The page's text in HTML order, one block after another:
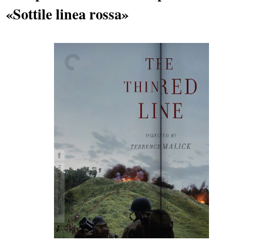
«Sottile linea rossa»